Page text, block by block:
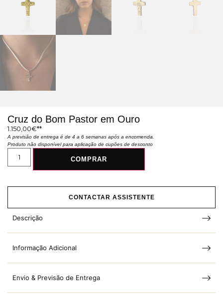
Cruz do Bom Pastor em Ouro
1.150,00€
A previsão de entrega é de 4 a 6 semanas após a encomenda.
Produto não disponível para aplicação de cupões de desconto
COMPRAR
CONTACTAR ASSISTENTE
Descrição
Informação Adicional
Envio & Previsão de Entrega